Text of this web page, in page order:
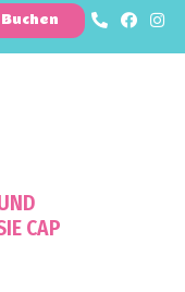
CAP